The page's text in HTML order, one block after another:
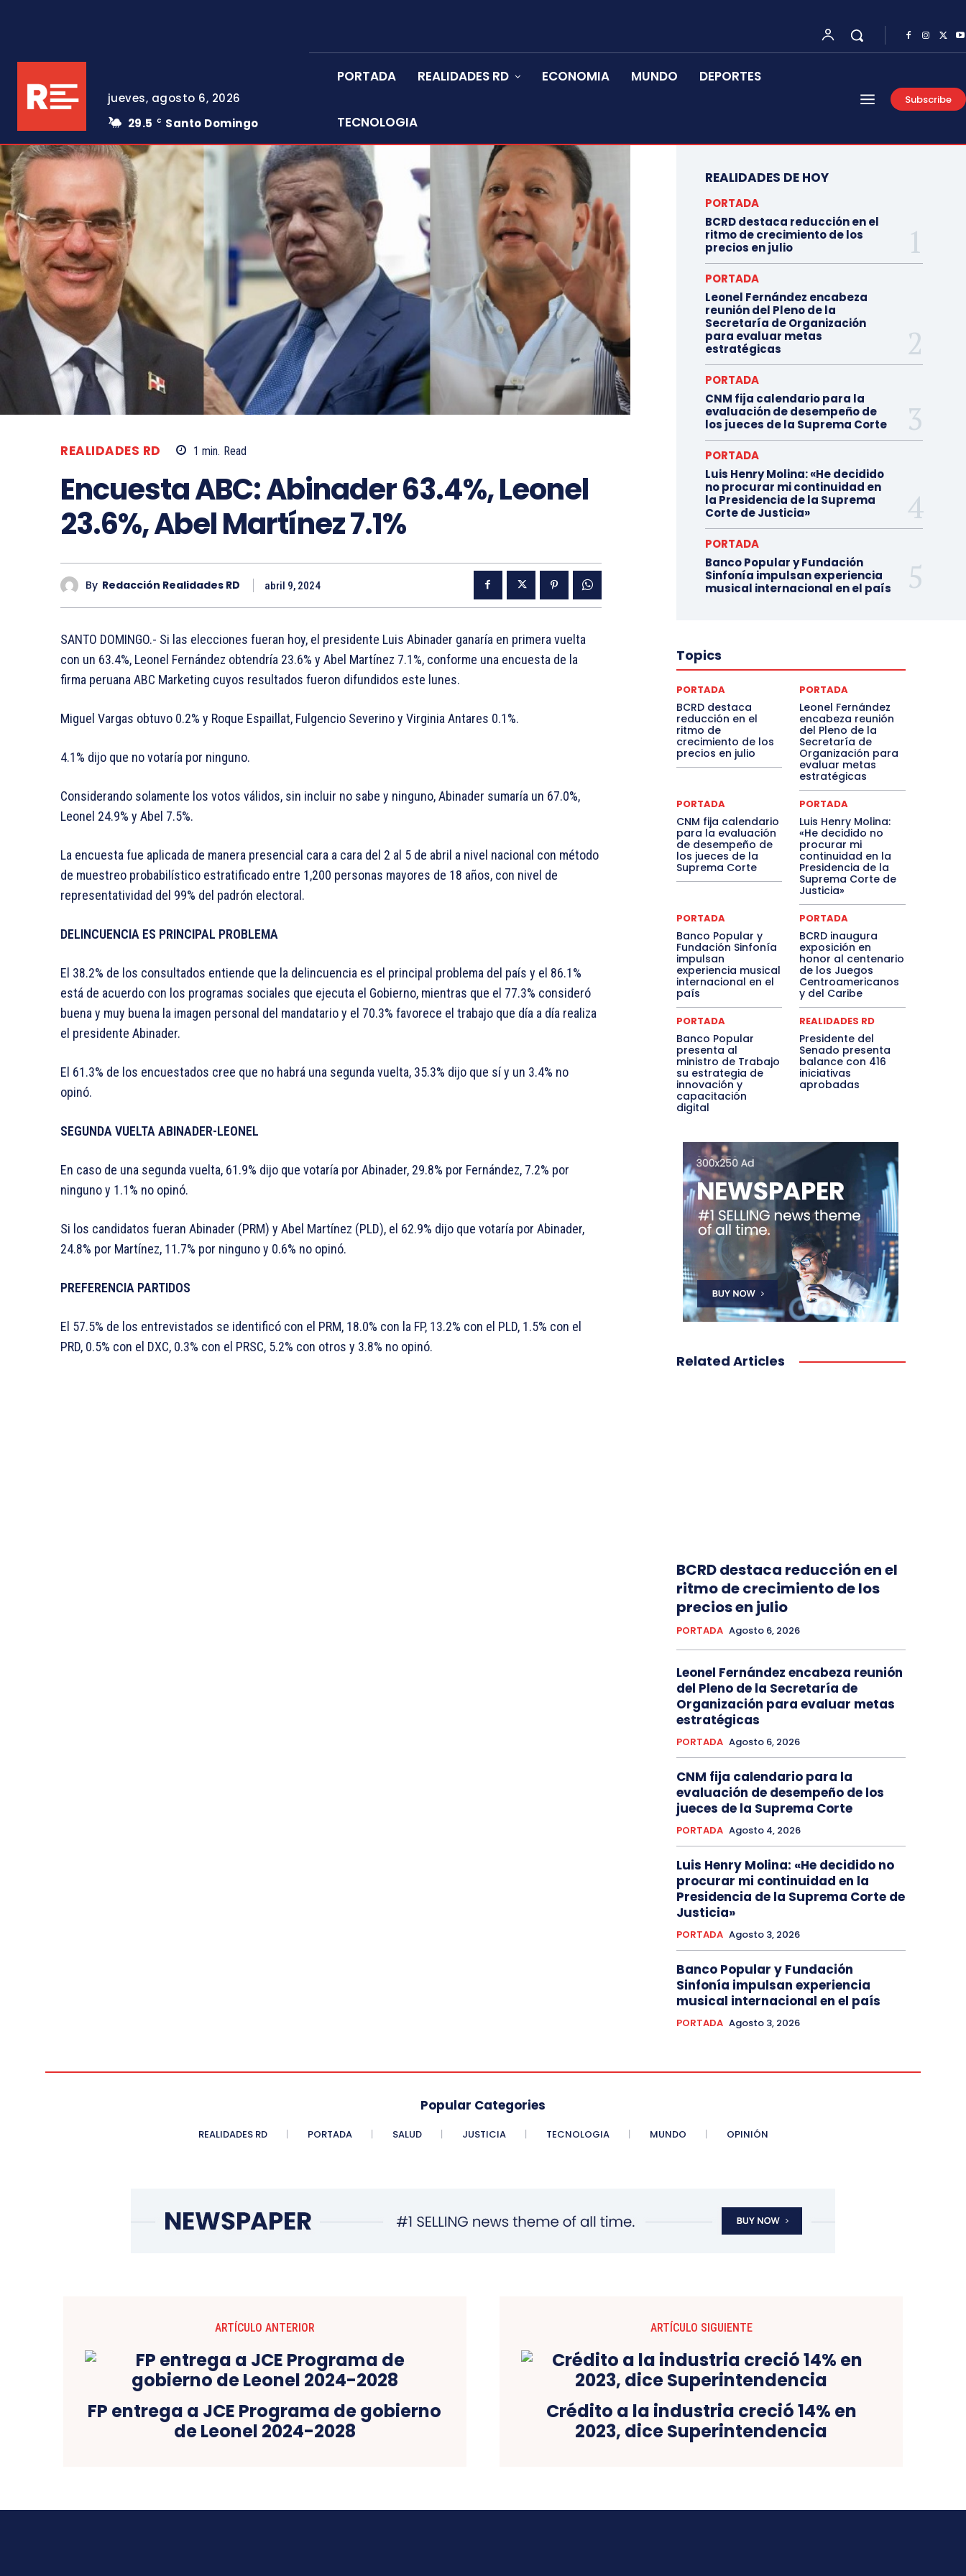
jueves, agosto 6, 2026
29.5
C Santo Domingo
PORTADA REALIDADES RD ECONOMIA MUNDO DEPORTES
TECNOLOGIA
Subscribe
REALIDADES RD 1 min. Read
Encuesta ABC: Abinader 63.4%, Leonel
23.6%, Abel Martínez 7.1%
By Redacción Realidades RD abril 9, 2024
SANTO DOMINGO.- Si las elecciones fueran hoy, el presidente Luis Abinader ganaría en primera vuelta
con un 63.4%, Leonel Fernández obtendría 23.6% y Abel Martínez 7.1%, conforme una encuesta de la
firma peruana ABC Marketing cuyos resultados fueron difundidos este lunes.
Miguel Vargas obtuvo 0.2% y Roque Espaillat, Fulgencio Severino y Virginia Antares 0.1%.
4.1% dijo que no votaría por ninguno.
Considerando solamente los votos válidos, sin incluir no sabe y ninguno, Abinader sumaría un 67.0%,
Leonel 24.9% y Abel 7.5%.
La encuesta fue aplicada de manera presencial cara a cara del 2 al 5 de abril a nivel nacional con método
de muestreo probabilístico estratificado entre 1,200 personas mayores de 18 años, con nivel de
representatividad del 99% del padrón electoral.
DELINCUENCIA ES PRINCIPAL PROBLEMA
El 38.2% de los consultados entiende que la delincuencia es el principal problema del país y el 86.1%
está de acuerdo con los programas sociales que ejecuta el Gobierno, mientras que el 77.3% consideró
buena y muy buena la imagen personal del mandatario y el 70.3% favorece el trabajo que día a día realiza
el presidente Abinader.
El 61.3% de los encuestados cree que no habrá una segunda vuelta, 35.3% dijo que sí y un 3.4% no
opinó.
SEGUNDA VUELTA ABINADER-LEONEL
En caso de una segunda vuelta, 61.9% dijo que votaría por Abinader, 29.8% por Fernández, 7.2% por
ninguno y 1.1% no opinó.
Si los candidatos fueran Abinader (PRM) y Abel Martínez (PLD), el 62.9% dijo que votaría por Abinader,
24.8% por Martínez, 11.7% por ninguno y 0.6% no opinó.
PREFERENCIA PARTIDOS
El 57.5% de los entrevistados se identificó con el PRM, 18.0% con la FP, 13.2% con el PLD, 1.5% con el
PRD, 0.5% con el DXC, 0.3% con el PRSC, 5.2% con otros y 3.8% no opinó.
REALIDADES DE HOY
PORTADA
BCRD destaca reducción en el
ritmo de crecimiento de los
precios en julio
PORTADA
Leonel Fernández encabeza
reunión del Pleno de la
Secretaría de Organización
para evaluar metas
estratégicas
PORTADA
CNM fija calendario para la
evaluación de desempeño de
los jueces de la Suprema Corte
PORTADA
Luis Henry Molina: «He decidido
no procurar mi continuidad en
la Presidencia de la Suprema
Corte de Justicia»
PORTADA
Banco Popular y Fundación
Sinfonía impulsan experiencia
musical internacional en el país
Topics
PORTADA
BCRD destaca
reducción en el
ritmo de
crecimiento de los
precios en julio
PORTADA
Leonel Fernández
encabeza reunión
del Pleno de la
Secretaría de
Organización para
evaluar metas
estratégicas
PORTADA
CNM fija calendario
para la evaluación
de desempeño de
los jueces de la
Suprema Corte
PORTADA
Luis Henry Molina:
«He decidido no
procurar mi
continuidad en la
Presidencia de la
Suprema Corte de
Justicia»
PORTADA
Banco Popular y
Fundación Sinfonía
impulsan
experiencia musical
internacional en el
país
PORTADA
BCRD inaugura
exposición en
honor al centenario
de los Juegos
Centroamericanos
y del Caribe
PORTADA
Banco Popular
presenta al
ministro de Trabajo
su estrategia de
innovación y
capacitación
digital
REALIDADES RD
Presidente del
Senado presenta
balance con 416
iniciativas
aprobadas
Related Articles
BCRD destaca reducción en el
ritmo de crecimiento de los
precios en julio
PORTADA Agosto 6, 2026
Leonel Fernández encabeza reunión
del Pleno de la Secretaría de
Organización para evaluar metas
estratégicas
PORTADA Agosto 6, 2026
CNM fija calendario para la
evaluación de desempeño de los
jueces de la Suprema Corte
PORTADA Agosto 4, 2026
Luis Henry Molina: «He decidido no
procurar mi continuidad en la
Presidencia de la Suprema Corte de
Justicia»
PORTADA Agosto 3, 2026
Banco Popular y Fundación
Sinfonía impulsan experiencia
musical internacional en el país
PORTADA Agosto 3, 2026
Popular Categories
REALIDADES RD PORTADA SALUD JUSTICIA TECNOLOGIA MUNDO OPINIÓN
ARTÍCULO ANTERIOR
FP entrega a JCE Programa de gobierno
de Leonel 2024-2028
ARTÍCULO SIGUIENTE
Crédito a la industria creció 14% en
2023, dice Superintendencia